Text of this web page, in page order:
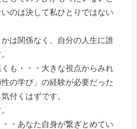
のは決して私ひとりではない
は関係なく、自分の人生に誰
も・・・大きな視点からみれ
の学び」の経験が必要だった
付くはずです。
・あなた自身が繋ぎとめてい